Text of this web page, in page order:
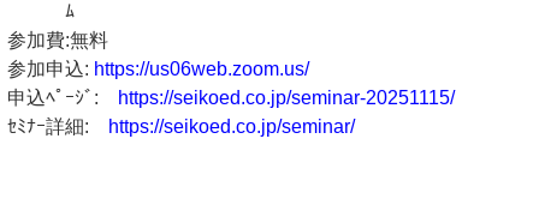
ﾑ
参加費:無料
参加申込: https://us06web.zoom.us/
申込ﾍﾟｰｼﾞ:
https://seikoed.co.jp/seminar-20251115/
ｾﾐﾅｰ詳細:
https://seikoed.co.jp/seminar/